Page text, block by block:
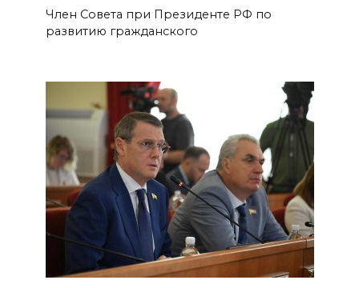
Член Совета при Президенте РФ по
развитию гражданского